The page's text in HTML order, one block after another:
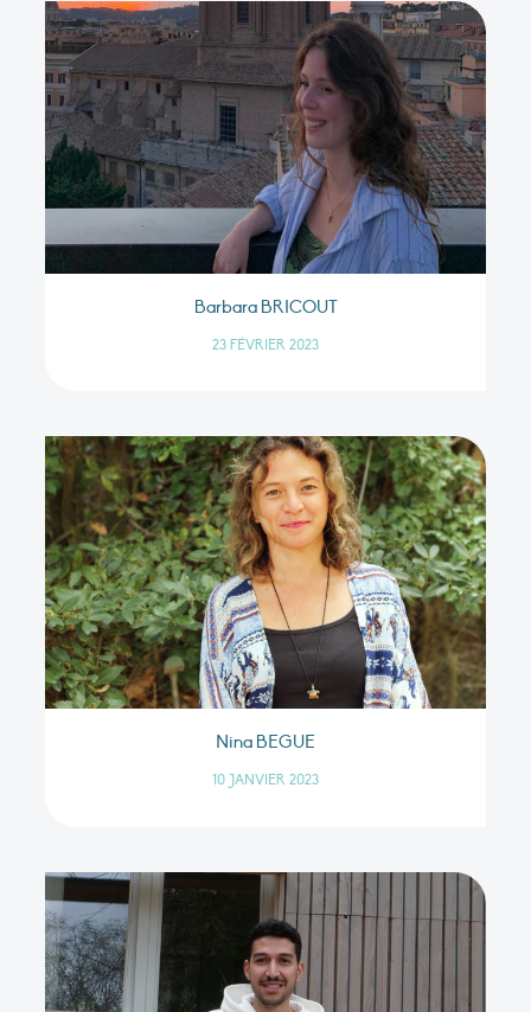
Barbara BRICOUT
23 FÉVRIER 2023
Nina BEGUE
10 JANVIER 2023